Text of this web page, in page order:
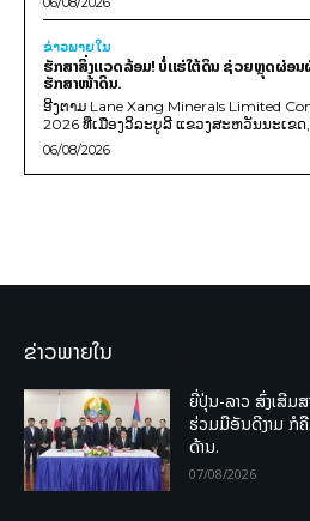
ຂ່າວພາຍ​ໃນ
ຮັກສາສິ່ງແວດລ້ອມ! ບໍ່ແຮ່ໃຕ້ດິນ ຊ່ວຍຫຼຸດຜ່ອ
ຮັກສາໜ້າດິນ.
ອີງຕາມ Lane Xang Minerals Limited
2026 ທີ່ເມືອງວິລະບູລີ ແຂວງສະຫວັນນະເຂດ,
06/08/2026
ຂ່າວພາຍໃນ
ຍີ່ປຸ່ນ-ລາວ ສົ່ງເສີມ
ຮ່ວມມືອັນດີງາມ ກໍ
ດ້ານ.
07/08/2026